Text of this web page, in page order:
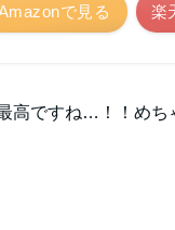
で見る 楽
高ですね…！！めち